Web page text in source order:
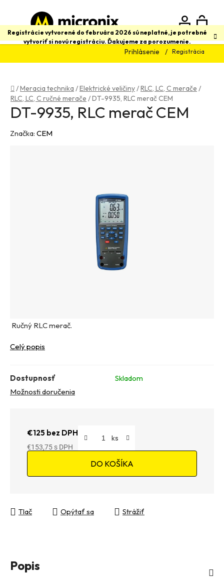
obsah
Registrácie vytvorené do februára 2026 sú neplatné, je potrebné
vytvoriť si novú registráciu. Ďakujeme za porozumenie.
Prihlásenie Registrácia
Hľadať
Domov
/Meracia technika /Elektrické veličiny/RLC, LC, C merače /
RLC, LC, C ručné merače /DT-9935, RLC merač CEM
Ručný RLC merač.
Celý popis
Dostupnosť
Skladom
Možnosti doručenia
€125 bez DPH
€153,75
DO KOŠÍKA
Tlač Opýtať sa Strážiť
DT-9935, RLC merač CEM
Značka: CEM
Popis